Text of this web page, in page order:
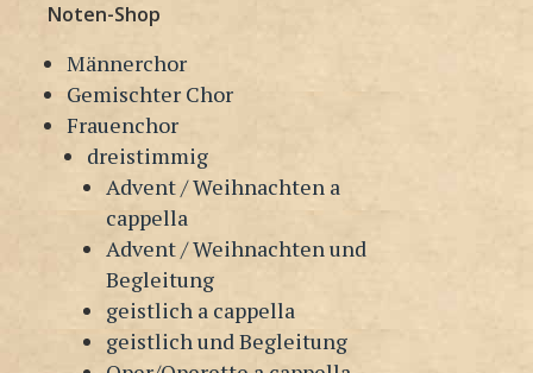
Inhalt
springen
Noten-Shop
Männerchor
Gemischter Chor
Frauenchor
dreistimmig
Advent / Weihnachten a
cappella
Advent / Weihnachten und
Begleitung
geistlich a cappella
geistlich und Begleitung